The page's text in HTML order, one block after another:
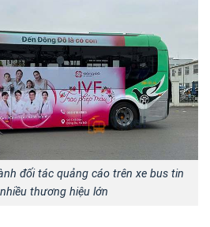
đối tác quảng cáo trên xe bus tin
thương hiệu lớn